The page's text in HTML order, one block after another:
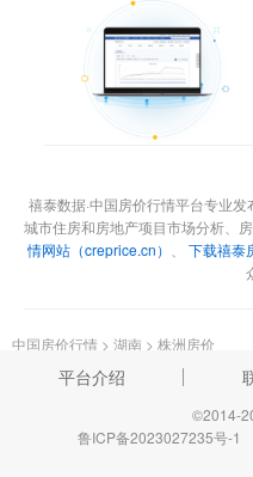
禧泰数据·中国房价行情平台专业
城市住房和房地产项目市场分析、
情网站（creprice.cn）
下载禧泰
中国房价行情 > 湖南 > 株洲房价
平台介绍
©2014-
鲁ICP备2023027235号-1